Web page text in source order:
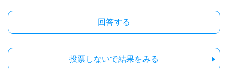
投票しないで結果をみる